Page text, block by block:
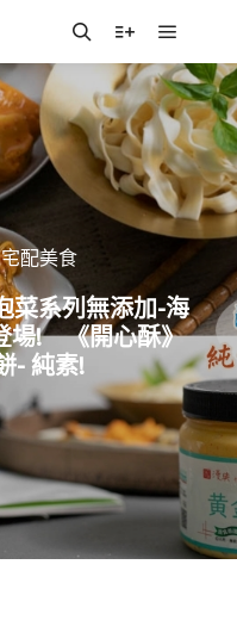
SearchMore info
Main
宅配美食
菜系列無添加-海
場! 《開心酥》
- 純素!